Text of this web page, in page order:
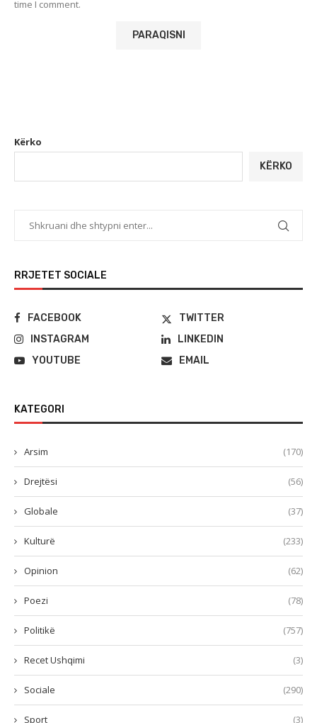
time I comment.
Kërko
KËRKO
RRJETET SOCIALE
FACEBOOK
TWITTER
INSTAGRAM
LINKEDIN
YOUTUBE
EMAIL
KATEGORI
Arsim (170)
Drejtësi (56)
Globale (37)
Kulturë (233)
Opinion (62)
Poezi (78)
Politikë (757)
Recet Ushqimi (3)
Sociale (290)
Sport (3)